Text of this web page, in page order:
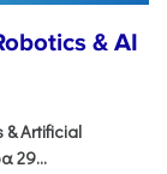
& AI
&Artificial
29...